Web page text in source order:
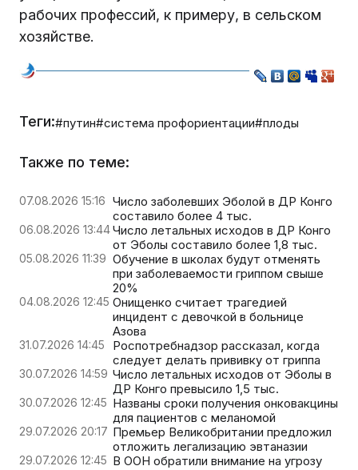
рабочих профессий, к примеру, в сельском
хозяйстве.
Теги:#путин#система профориентации#плоды
Также по теме:
07.08.2026 15:16 Число заболевших Эболой в ДР Конго
составило более 4 тыс.
06.08.2026 13:44Число летальных исходов в ДР Конго
от Эболы составило более 1,8 тыс.
05.08.2026 11:39 Обучение в школах будут отменять
при заболеваемости гриппом свыше
20%
04.08.2026 12:45 Онищенко считает трагедией
инцидент с девочкой в больнице
Азова
31.07.2026 14:45
Роспотребнадзор рассказал, когда
следует делать прививку от гриппа
30.07.2026 14:59 Число летальных исходов от Эболы в
ДР Конго превысило 1,5 тыс.
30.07.2026 12:45 Названы сроки получения онковакцины
для пациентов с меланомой
29.07.2026 20:17 Премьер Великобритании предложил
отложить легализацию эвтаназии
29.07.2026 12:45 В ООН обратили внимание на угрозу